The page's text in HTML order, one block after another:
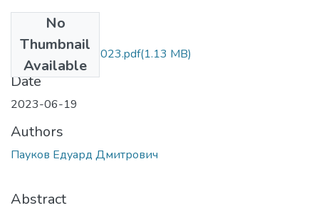
No
Thumbnail
Available
БР.281.Пауков.2023.pdf(1.13 MB)
Date
2023-06-19
Authors
Пауков Едуард Дмитрович
Abstract